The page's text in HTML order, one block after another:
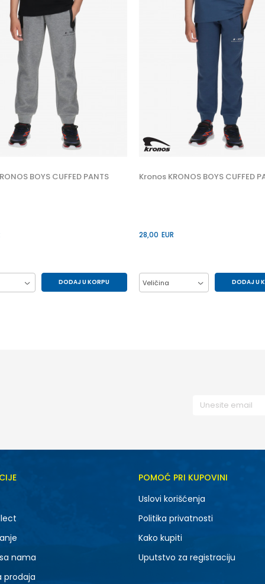
BOYS CUFFED PANTS
DODAJ U KORPU
Kronos KRONOS BOYS CUFFED
28,00 EUR
Veličina DODAJ U
nama
prodaja
POMOĆ PRI KUPOVINI
Uslovi korišćenja
Politika privatnosti
Kako kupiti
Uputstvo za registraciju